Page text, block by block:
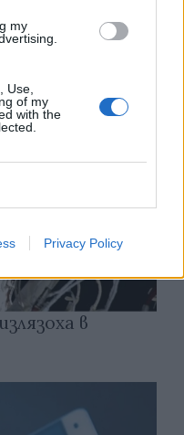
my
Use,
of my
with the
Privacy Policy
в